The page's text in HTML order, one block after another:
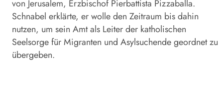
von Jerusalem, Erzbischof Pierbattista Pizzaballa.
Schnabel erklärte, er wolle den Zeitraum bis dahin
nutzen, um sein Amt als Leiter der katholischen
Seelsorge für Migranten und Asylsuchende geordnet zu
übergeben.